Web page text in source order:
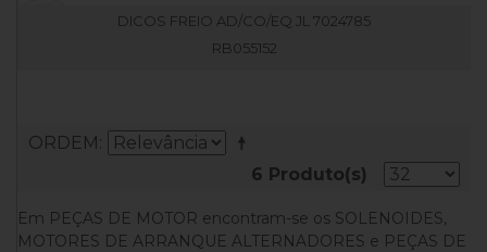
DICOS FREIO AD/CO/EQ JL 7024785
RB055152
ORDEM
6 Produto(s)
Em PEÇAS DE MOTOR encontram-se os SOLENOIDES,
MOTORES DE ARRANQUE ALTERNADORES e PEÇAS DE